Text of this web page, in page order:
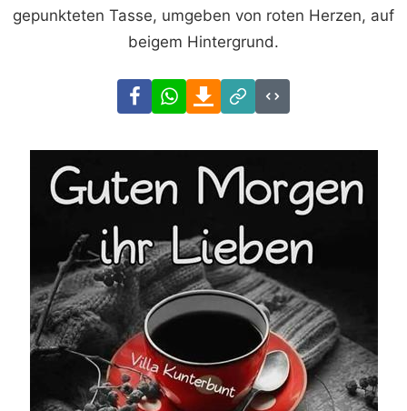
gepunkteten Tasse, umgeben von roten Herzen, auf
beigem Hintergrund.
FacebookWhatsAppDownload
Link
Code